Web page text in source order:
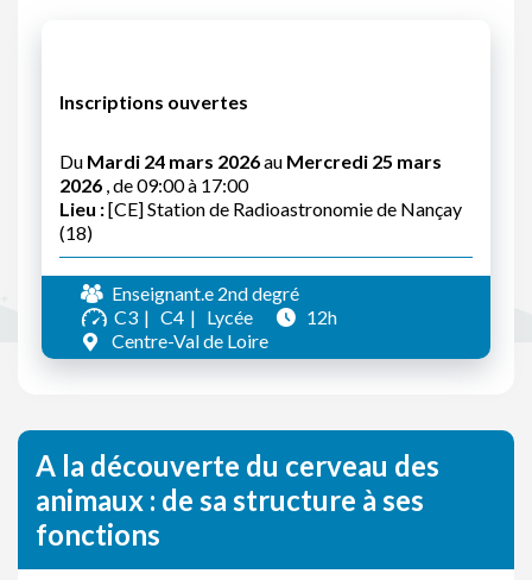
Inscriptions ouvertes
Du Mardi 24 mars 2026au Mercredi 25 mars
2026 , de 09:00 à 17:00
Lieu :[CE] Station de Radioastronomie de Nançay
(18)
Enseignant.e 2nd degré
C3
C4 Lycée
12h
Centre-Val de Loire
A la découverte du cerveau des
animaux : de sa structure à ses
fonctions